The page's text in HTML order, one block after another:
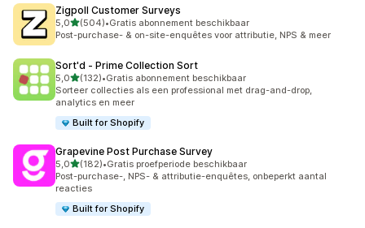
Zigpoll Customer Surveys
5,0van 5 sterren
(504)
504 recensies in totaal
•Gratis abonnement beschikbaar
Post-purchase- & on-site-enquêtes voor attributie, NPS & meer
Sort'd ‑ Prime Collection Sort
5,0van 5 sterren
(132)
132 recensies in totaal
•Gratis abonnement beschikbaar
Sorteer collecties als een professional met drag-and-drop,
analytics en meer
Built for Shopify
Grapevine Post Purchase Survey
5,0van 5 sterren
(182)
182 recensies in totaal
•Gratis proefperiode beschikbaar
Post-purchase-, NPS- & attributie-enquêtes, onbeperkt aantal
reacties
Built for Shopify